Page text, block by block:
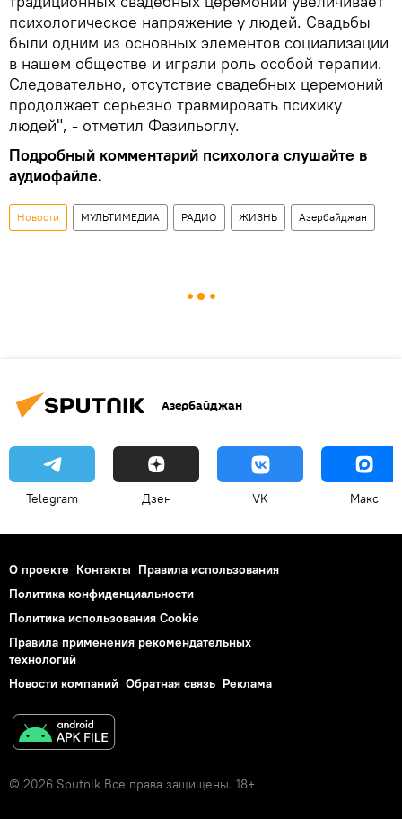
психологическое напряжение у людей. Свадьбы
были одним из основных элементов социализации
в нашем обществе и играли роль особой терапии.
Следовательно, отсутствие свадебных церемоний
продолжает серьезно травмировать психику
людей", - отметил Фазильоглу.
Подробный комментарий психолога слушайте в
аудиофайле.
Новости МУЛЬТИМЕДИА РАДИО ЖИЗНЬ Азербайджан
Азербайджан
Telegram Дзен VK Макс
О проекте Контакты Правила использования
Политика конфиденциальности
Политика использования Cookie
Правила применения рекомендательных
технологий
Новости компаний Обратная связь Реклама
© 2026 Sputnik Все права защищены. 18+